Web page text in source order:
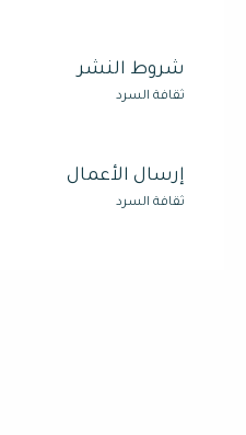
شروط النشر
ثقافة السرد
إرسال الأعمال
ثقافة السرد